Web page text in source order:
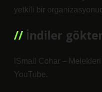
yetkili bir
İndiler
İSmail Cohar –
YouTube.